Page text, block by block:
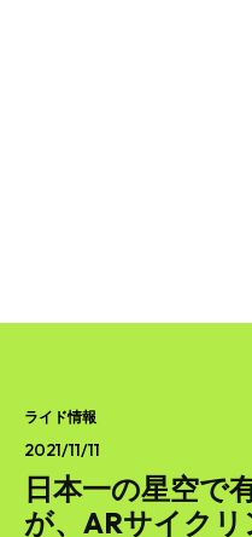
ライド情報
2021/11/11
日本一の星空で
が、ARサイク